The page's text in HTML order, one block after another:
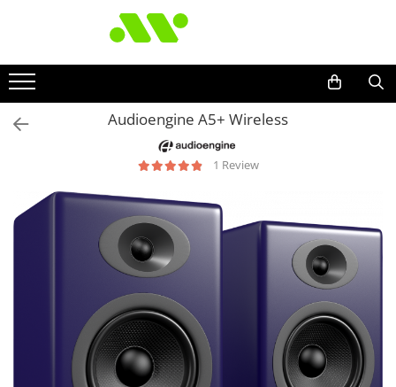
Audioengine A5+ Wireless
1 Review